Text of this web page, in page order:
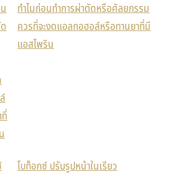
ทำไมก่อนทำการผ่าตัดหรือศัลยกรรม
ควรที่จะงดแอลกอฮอล์หรือทานยาที่มี
แอสไพริน
โบท็อกซ์ ปรับรูปหน้าในเรียว